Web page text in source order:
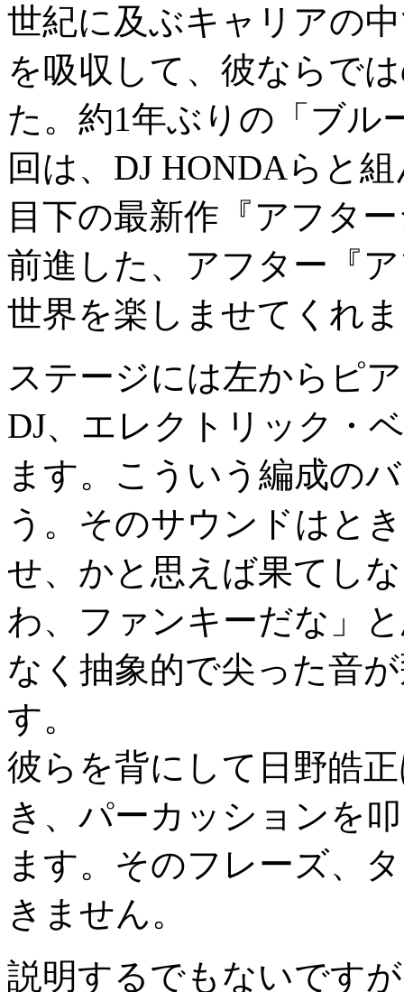
世紀に及ぶキャリアの
を吸収して、彼ならで
た。約1年ぶりの「ブル
回は、DJ HONDAらと
目下の最新作『アフタ
前進した、アフター『
世界を楽しませてくれ
ステージには左からピ
DJ、エレクトリック・
ます。こういう編成の
う。そのサウンドはと
せ、かと思えば果てし
わ、ファンキーだな」
なく抽象的で尖った音
す。
彼らを背にして日野皓
き、パーカッションを
ます。そのフレーズ、
きません。
説明するでもないです